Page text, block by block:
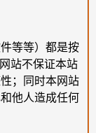
等等）都是按
站不保证本站
；同时本网站
他人造成任何